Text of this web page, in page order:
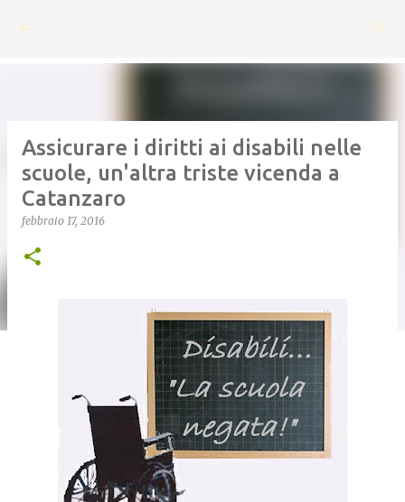
Assicurare i diritti ai disabili nelle
scuole, un'altra triste vicenda a
Catanzaro
febbraio 17, 2016